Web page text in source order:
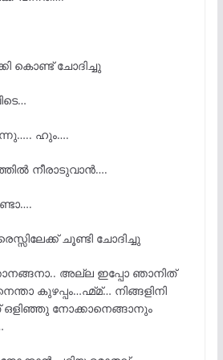
കൊണ്ട് ചോദിച്ചു
ഹും….
നീരാടുവാൻ….
ചൂണ്ടി ചോദിച്ചു
അല്ല ഇപ്പോ ഞാനിത്
കുഴപ്പം…ഹ്മ്മ്… നിങ്ങളിനി
നോക്കാനെങ്ങാനും